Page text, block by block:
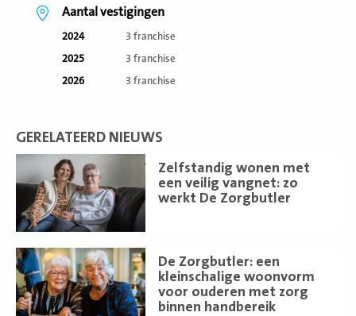
Aantal vestigingen
2024
3 franchise
2025
3 franchise
2026
3 franchise
GERELATEERD NIEUWS
Zelfstandig wonen met
een veilig vangnet: zo
werkt De Zorgbutler
meer
De Zorgbutler: een
kleinschalige woonvorm
voor ouderen met zorg
binnen handbereik
Lees
meer